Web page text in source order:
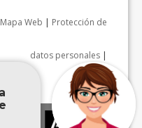
Mapa Web | Protección de
datos personales |